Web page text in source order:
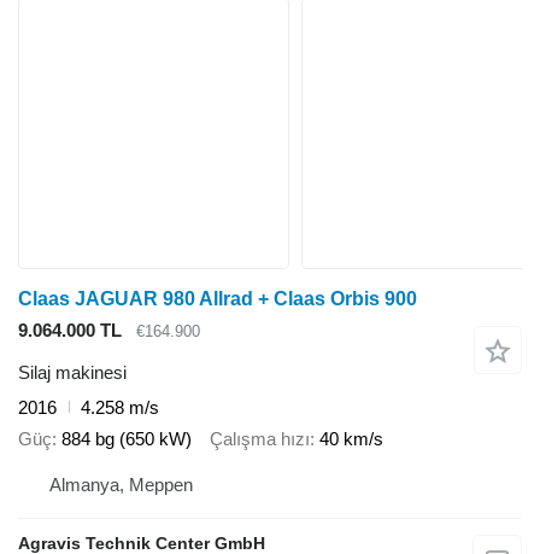
Claas JAGUAR 980 Allrad + Claas Orbis 900
9.064.000 TL
€164.900
Silaj makinesi
2016
4.258 m/s
Güç 884 bg (650 kW) Çalışma hızı 40 km/s
Almanya, Meppen
Agravis Technik Center GmbH